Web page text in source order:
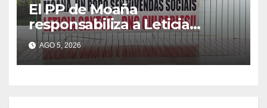
El PP de Moaña
responsabiliza a Leticia
Santos de poner en riesgo la
construcción de viviendas
sociales de As Raíñas
AGO 5, 2026